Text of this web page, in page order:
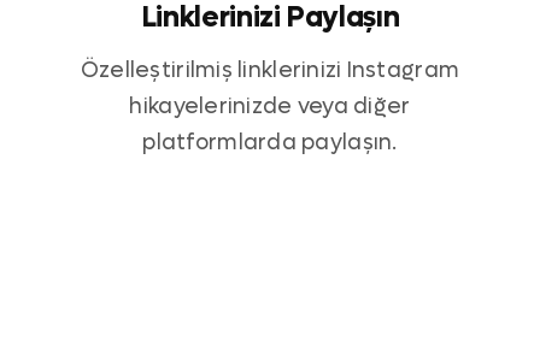
Linklerinizi Paylaşın
Özelleştirilmiş linklerinizi Instagram
hikayelerinizde veya diğer
platformlarda paylaşın.